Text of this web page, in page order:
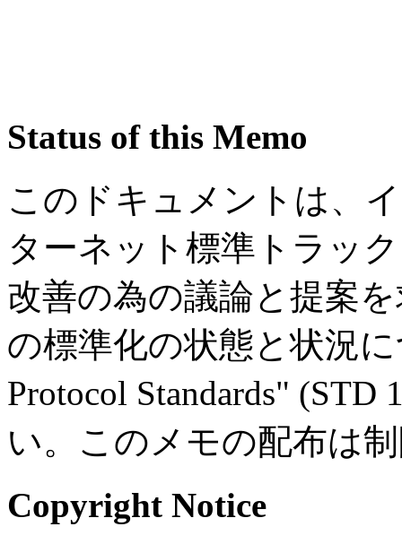
Status of this Memo
このドキュメントは、
ターネット標準トラッ
改善の為の議論と提案
の標準化の状態と状況
Protocol Standards"
い。このメモの配布は
Copyright Notice